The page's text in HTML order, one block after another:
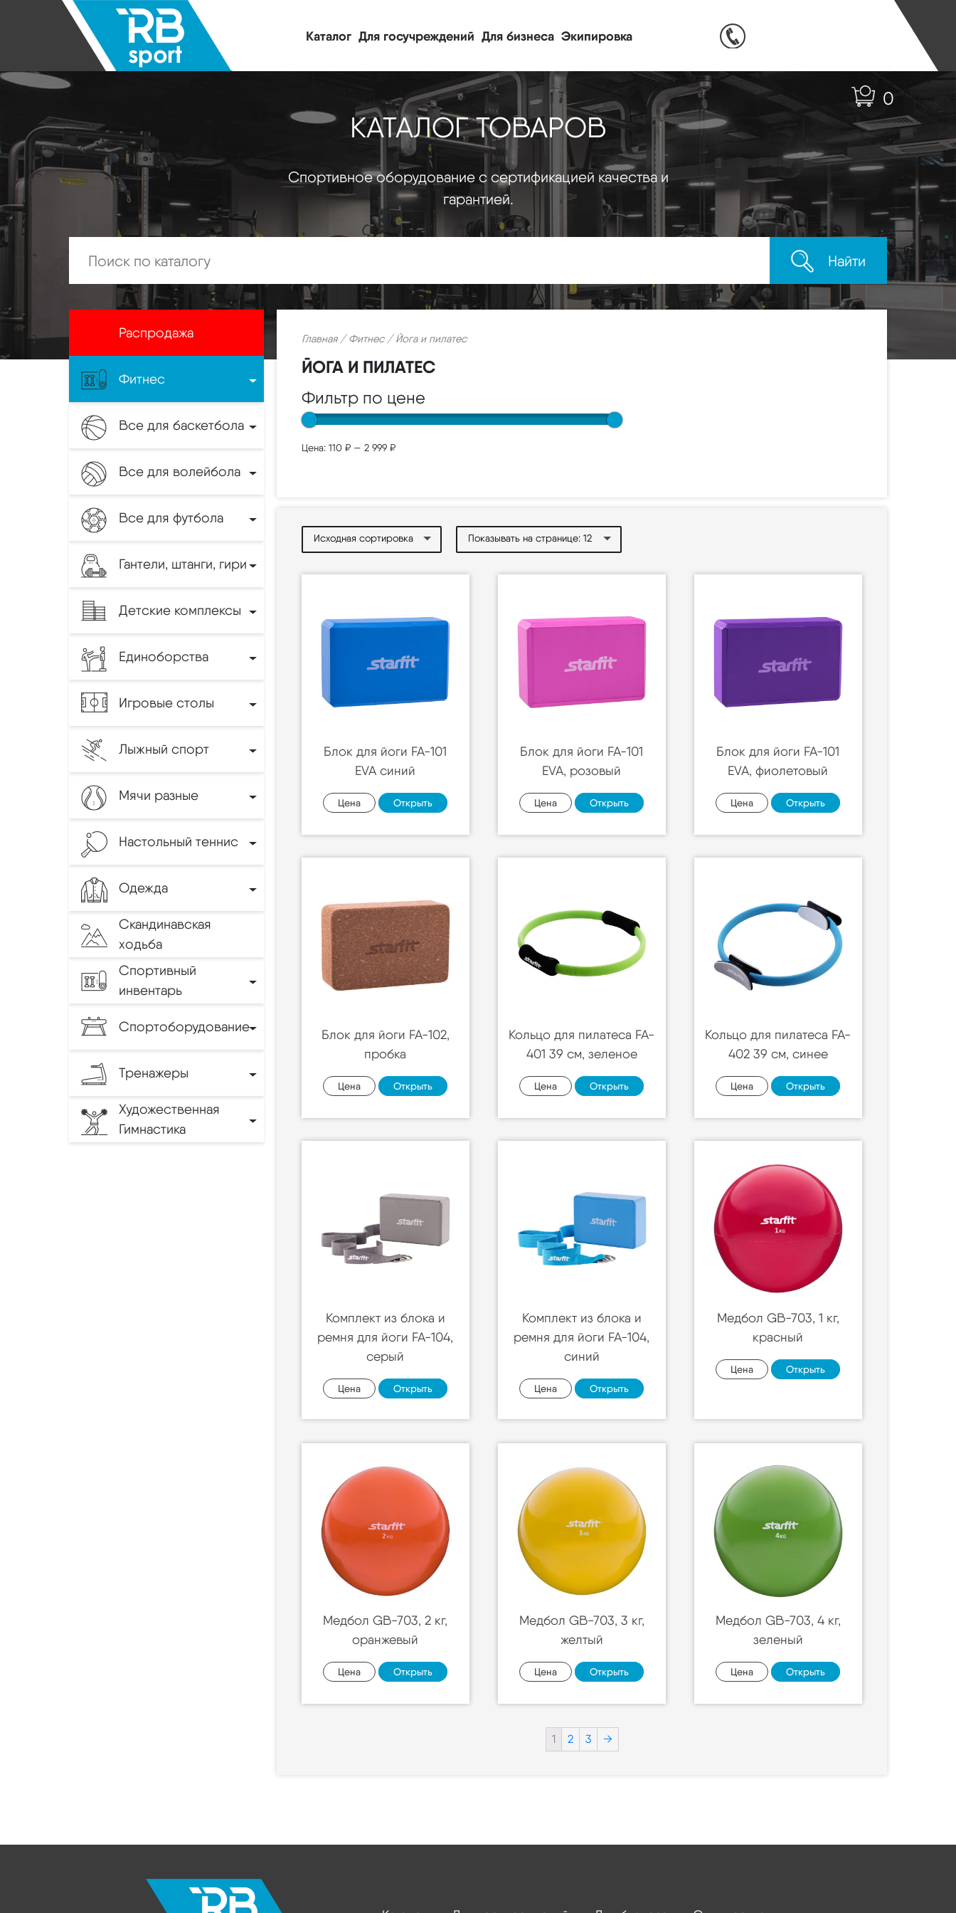
Каталог Для госучреждений Для бизнеса Экипировка
0
КАТАЛОГ ТОВАРОВ
Спортивное оборудование с сертификацией качества и
гарантией.
Найти
Распродажа
Фитнес
Все для баскетбола
Все для волейбола
Все для футбола
Гантели, штанги, гири
Детские комплексы
Единоборства
Игровые столы
Лыжный спорт
Мячи разные
Настольный теннис
Одежда
Скандинавская
ходьба
Спортивный
инвентарь
Спортоборудование
Тренажеры
Художественная
Гимнастика
Главная/Фитнес/ Йога и пилатес
ЙОГА И ПИЛАТЕС
Фильтр по цене
Цена: 110 ₽ — 2 999 ₽
Блок для йоги FA-101
EVA синий
Цена Открыть
Блок для йоги FA-101
EVA, розовый
Цена Открыть
Блок для йоги FA-101
EVA, фиолетовый
Цена Открыть
Блок для йоги FA-102,
пробка
Цена Открыть
Кольцо для пилатеса FA-
401 39 см, зеленое
Цена Открыть
Кольцо для пилатеса FA-
402 39 см, синее
Цена Открыть
Комплект из блока и
ремня для йоги FA-104,
серый
Цена Открыть
Комплект из блока и
ремня для йоги FA-104,
синий
Цена Открыть
Медбол GB-703, 1 кг,
красный
Цена Открыть
Медбол GB-703, 2 кг,
оранжевый
Цена Открыть
Медбол GB-703, 3 кг,
желтый
Цена Открыть
Медбол GB-703, 4 кг,
зеленый
Цена Открыть
1 2 3 →